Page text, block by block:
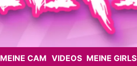
MEINE CAM VIDEOS MEINE GIRLS